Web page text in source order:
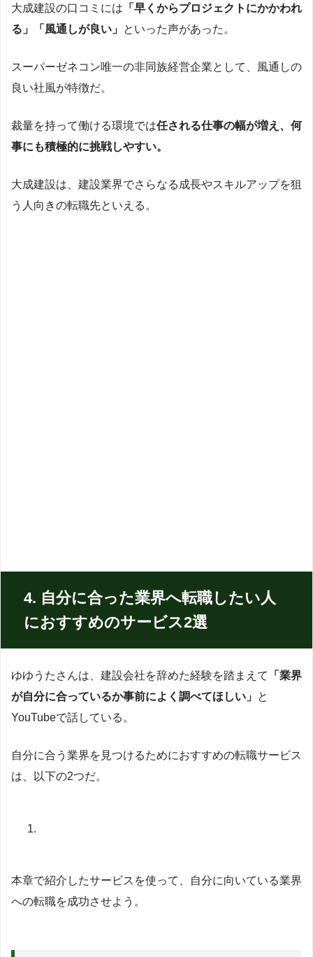
大成建設の口コミには 「早くからプロジェクトにかかわれ
る」「風通しが良い」 といった声があった。
スーパーゼネコン唯一の非同族経営企業として、風通しの
良い社風が特徴だ。
裁量を持って働ける環境では任される仕事の幅が増え、何
事にも積極的に挑戦しやすい。
大成建設は、建設業界でさらなる成長やスキルアップを狙
う人向きの転職先といえる。
4. 自分に合った業界へ転職したい人
におすすめのサービス2選
ゆゆうたさんは、建設会社を辞めた経験を踏まえて
「業界
が自分に合っているか事前によく調べてほしい」 と
YouTubeで話している。
自分に合う業界を見つけるためにおすすめの転職サービス
は、以下の2つだ。
本章で紹介したサービスを使って、自分に向いている業界
への転職を成功させよう。